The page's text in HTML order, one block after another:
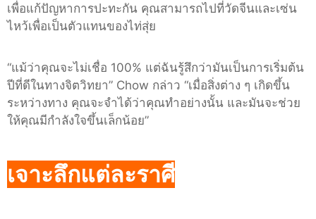
เพื่อแก้ปัญหาการปะทะกัน คุณสามารถไปที่วัดจีนและเซ่น
ไหว้เพื่อเป็นตัวแทนของไท่สุ่ย
“แม้ว่าคุณจะไม่เชื่อ 100% แต่ฉันรู้สึกว่ามันเป็นการเริ่มต้น
ปีที่ดีในทางจิตวิทยา” Chow กล่าว “เมื่อสิ่งต่าง ๆ เกิดขึ้น
ระหว่างทาง คุณจะจำได้ว่าคุณทำอย่างนั้น และมันจะช่วย
ให้คุณมีกำลังใจขึ้นเล็กน้อย”
เจาะลึกแต่ละราศี